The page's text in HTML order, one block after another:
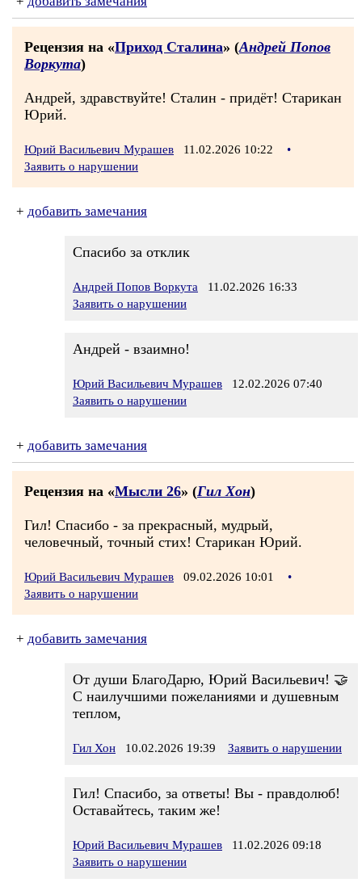
Рецензия на «Приход Сталина» (Андрей Попов
Воркута)
Андрей, здравствуйте! Сталин - придёт! Старикан
Юрий.
Юрий Васильевич Мурашев 11.02.2026 10:22
•
Заявить о нарушении
+ добавить замечания
Спасибо за отклик
Андрей Попов Воркута 11.02.2026 16:33
Заявить о нарушении
Андрей - взаимно!
Юрий Васильевич Мурашев 12.02.2026 07:40
Заявить о нарушении
+ добавить замечания
Рецензия на «Мысли 26» (Гил Хон)
Гил! Спасибо - за прекрасный, мудрый,
человечный, точный стих! Старикан Юрий.
Юрий Васильевич Мурашев 09.02.2026 10:01
•
Заявить о нарушении
+ добавить замечания
От души БлагоДарю, Юрий Васильевич! 🤝
С наилучшими пожеланиями и душевным
теплом,
Гил Хон 10.02.2026 19:39 Заявить о нарушении
Гил! Спасибо, за ответы! Вы - правдолюб!
Оставайтесь, таким же!
Юрий Васильевич Мурашев 11.02.2026 09:18
Заявить о нарушении